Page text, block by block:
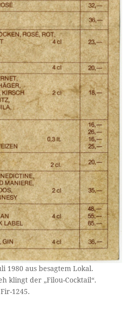
1980 aus besagtem Lokal.
klingt der „Filou-Cocktail“.
1245.